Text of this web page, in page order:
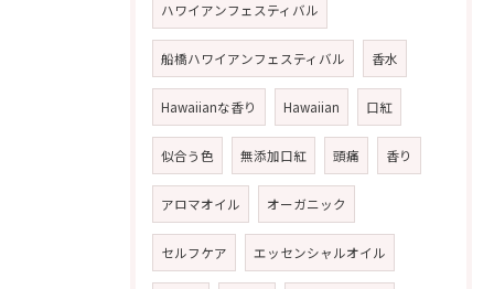
ハワイアンフェスティバル
船橋ハワイアンフェスティバル 香水
Hawaiianな香り Hawaiian 口紅
似合う色 無添加口紅 頭痛 香り
アロマオイル オーガニック
セルフケア エッセンシャルオイル